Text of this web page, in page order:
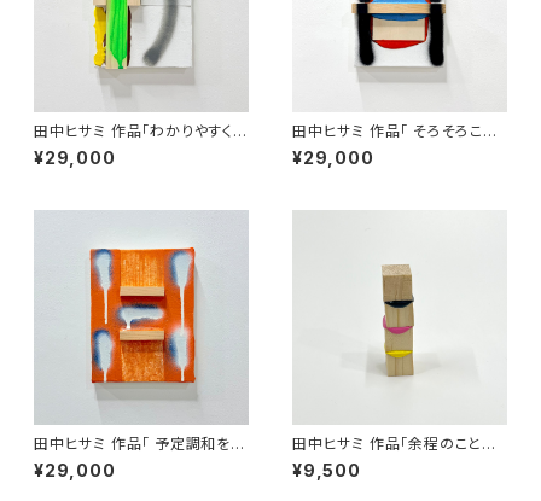
田中ヒサミ 作品「わかりやすく言
うときっとそういう事 」
¥29,000
田中ヒサミ 作品「 そろそろこの
話題にも飽きてきた」
¥29,000
田中ヒサミ 作品「 予定調和を避
けられないのであれば」
¥29,000
田中ヒサミ 作品「余程のことが
ない限り1 」
¥9,500